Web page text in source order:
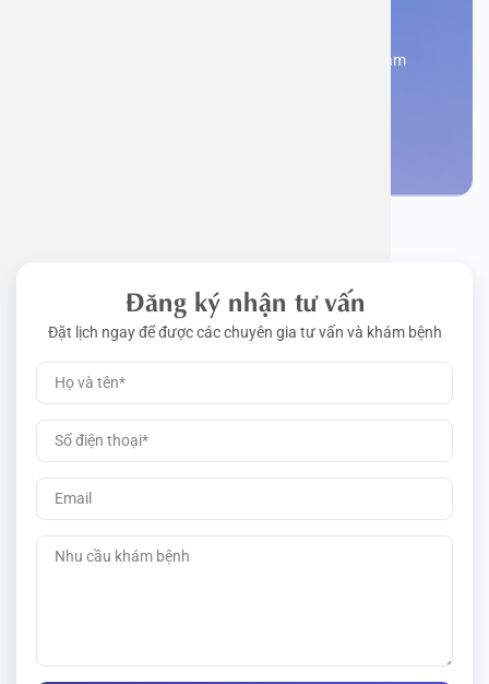
Đăng kí ngay để được các chuyên gia tư vấn và khám
Đăng ký nhận tư vấn
Đặt lịch ngay để được các chuyên gia tư vấn và khám bệnh